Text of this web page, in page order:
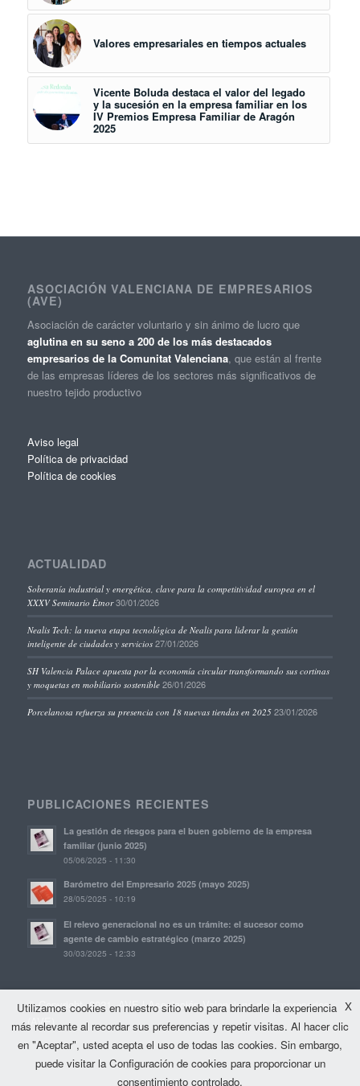
Valores empresariales en tiempos actuales
Vicente Boluda destaca el valor del legado
y la sucesión en la empresa familiar en los
IV Premios Empresa Familiar de Aragón
2025
ASOCIACIÓN VALENCIANA DE EMPRESARIOS
(AVE)
Asociación de carácter voluntario y sin ánimo de lucro que
aglutina en su seno a 200 de los más destacados
empresarios de la Comunitat Valenciana, que están al frente
de las empresas líderes de los sectores más significativos de
nuestro tejido productivo
Aviso legal
Política de privacidad
Política de cookies
ACTUALIDAD
Soberanía industrial y energética, clave para la competitividad europea en el
XXXV Seminario Étnor 30/01/2026
Nealis Tech: la nueva etapa tecnológica de Nealis para liderar la gestión
inteligente de ciudades y servicios 27/01/2026
SH Valencia Palace apuesta por la economía circular transformando sus cortinas
y moquetas en mobiliario sostenible 26/01/2026
Porcelanosa refuerza su presencia con 18 nuevas tiendas en 2025 23/01/2026
PUBLICACIONES RECIENTES
La gestión de riesgos para el buen gobierno de la empresa
familiar (junio 2025)
05/06/2025 - 11:30
Barómetro del Empresario 2025 (mayo 2025)
28/05/2025 - 10:19
El relevo generacional no es un trámite: el sucesor como
agente de cambio estratégico (marzo 2025)
30/03/2025 - 12:33
© Copyright, 2021. AVE | Asociación Valenciana de Empresarios
(AVE)
X
Utilizamos cookies en nuestro sitio web para brindarle la experiencia
más relevante al recordar sus preferencias y repetir visitas. Al hacer clic
en "Aceptar", usted acepta el uso de todas las cookies. Sin embargo,
puede visitar la Configuración de cookies para proporcionar un
consentimiento controlado.